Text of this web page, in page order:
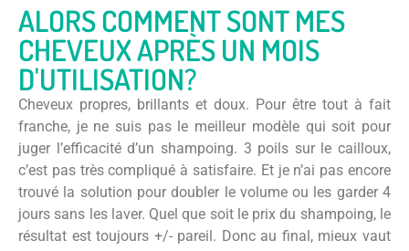
ALORS COMMENT SONT MES
CHEVEUX APRÈS UN MOIS
D'UTILISATION?
Cheveux propres, brillants et doux. Pour être tout à fait
franche, je ne suis pas le meilleur modèle qui soit pour
juger l’efficacité d’un shampoing. 3 poils sur le cailloux,
c’est pas très compliqué à satisfaire. Et je n’ai pas encore
trouvé la solution pour doubler le volume ou les garder 4
jours sans les laver. Quel que soit le prix du shampoing, le
résultat est toujours +/- pareil. Donc au final, mieux vaut